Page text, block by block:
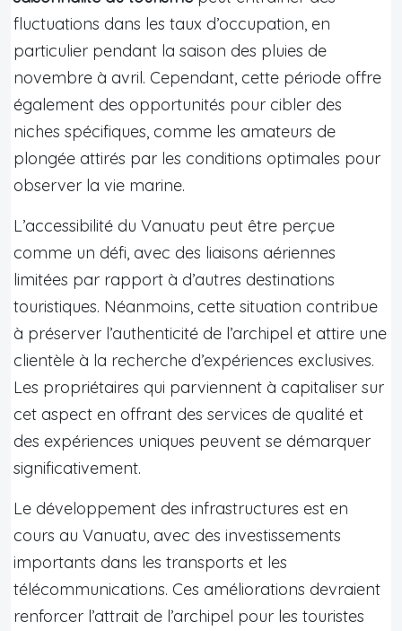
fluctuations dans les taux d’occupation, en
particulier pendant la saison des pluies de
novembre à avril. Cependant, cette période offre
également des opportunités pour cibler des
niches spécifiques, comme les amateurs de
plongée attirés par les conditions optimales pour
observer la vie marine.
L’accessibilité du Vanuatu peut être perçue
comme un défi, avec des liaisons aériennes
limitées par rapport à d’autres destinations
touristiques. Néanmoins, cette situation contribue
à préserver l’authenticité de l’archipel et attire une
clientèle à la recherche d’expériences exclusives.
Les propriétaires qui parviennent à capitaliser sur
cet aspect en offrant des services de qualité et
des expériences uniques peuvent se démarquer
significativement.
Le développement des infrastructures est en
cours au Vanuatu, avec des investissements
importants dans les transports et les
télécommunications. Ces améliorations devraient
renforcer l’attrait de l’archipel pour les touristes